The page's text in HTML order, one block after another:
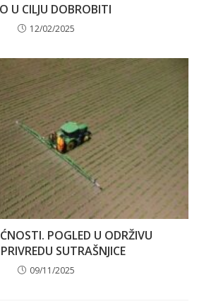
U CILJU DOBROBITI
12/02/2025
POGLED U ODRŽIVU
SUTRAŠNJICE
09/11/2025